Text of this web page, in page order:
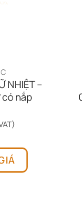
NHIỆT –
có nắp